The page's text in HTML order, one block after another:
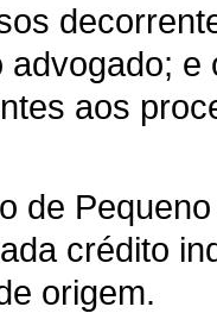
advogado;
aos
de
crédito
origem.